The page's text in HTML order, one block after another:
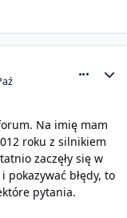
Na imię mam
roku z silnikiem
zaczęły się w
pokazywać błędy, to
pytania.